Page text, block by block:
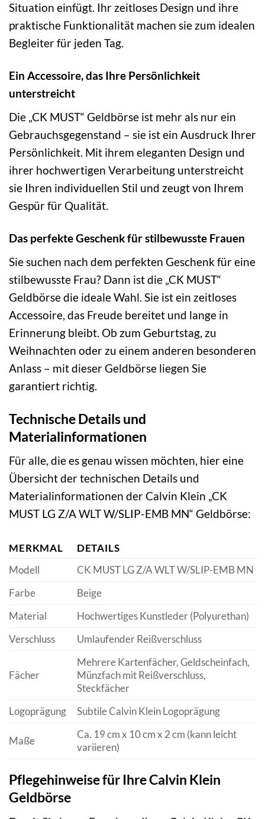
Situation einfügt. Ihr zeitloses Design und ihre
praktische Funktionalität machen sie zum idealen
Begleiter für jeden Tag.
Ein Accessoire, das Ihre Persönlichkeit
unterstreicht
Die „CK MUST“ Geldbörse ist mehr als nur ein
Gebrauchsgegenstand – sie ist ein Ausdruck Ihrer
Persönlichkeit. Mit ihrem eleganten Design und
ihrer hochwertigen Verarbeitung unterstreicht
sie Ihren individuellen Stil und zeugt von Ihrem
Gespür für Qualität.
Das perfekte Geschenk für stilbewusste Frauen
Sie suchen nach dem perfekten Geschenk für eine
stilbewusste Frau? Dann ist die „CK MUST“
Geldbörse die ideale Wahl. Sie ist ein zeitloses
Accessoire, das Freude bereitet und lange in
Erinnerung bleibt. Ob zum Geburtstag, zu
Weihnachten oder zu einem anderen besonderen
Anlass – mit dieser Geldbörse liegen Sie
garantiert richtig.
Technische Details und
Materialinformationen
Für alle, die es genau wissen möchten, hier eine
Übersicht der technischen Details und
Materialinformationen der Calvin Klein „CK
MUST LG Z/A WLT W/SLIP-EMB MN“ Geldbörse:
MERKMAL
DETAILS
Modell
CK MUST LG Z/A WLT W/SLIP-EMB MN
Farbe
Beige
Material
Hochwertiges Kunstleder (Polyurethan)
Verschluss
Umlaufender Reißverschluss
Fächer
Mehrere Kartenfächer, Geldscheinfach,
Münzfach mit Reißverschluss,
Steckfächer
Logoprägung
Subtile Calvin Klein Logoprägung
Maße
Ca. 19 cm x 10 cm x 2 cm (kann leicht
variieren)
Pflegehinweise für Ihre Calvin Klein
Geldbörse